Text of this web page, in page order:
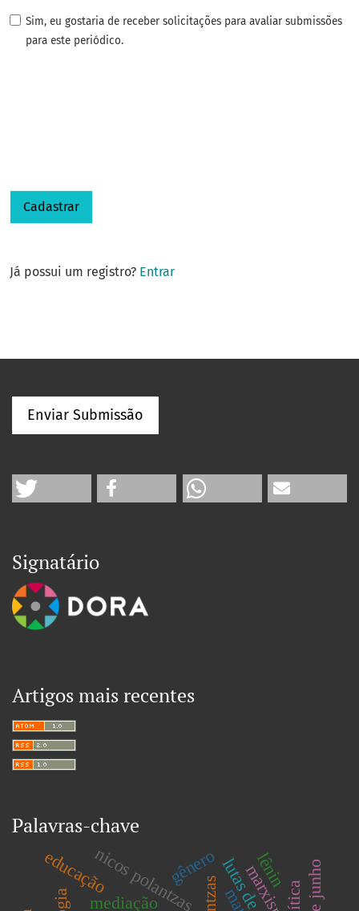
Sim, eu gostaria de receber solicitações para avaliar submissões
para este periódico.
Cadastrar
Já possui um registro? Entrar
Enviar Submissão
Signatário
Artigos mais recentes
Palavras-chave
marxismo
gênero
nicos polantzas lênin
mediação
educação